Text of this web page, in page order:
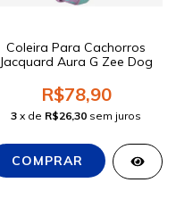
Coleira Para Cachorros
Jacquard Aura G Zee Dog
R$78,90
3 x de R$26,30 sem juros